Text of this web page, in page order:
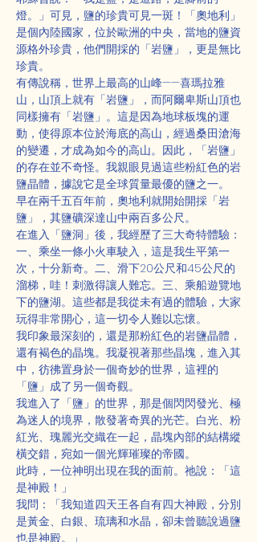
燈。」可見，鹽的珍貴可見一斑！「奧地利」
是個內陸國家，位於歐洲的中央，當地的鹽資
源格外珍貴，他們開採的「岩鹽」，更是無比
珍貴。
有傳說稱，世界上最高的山峰——喜瑪拉雅
山，山頂上就有「岩鹽」，而阿爾卑斯山頂也
同樣擁有「岩鹽」。這是因為地球板塊的運
動，使得原本位於海底的高山，經過桑田滄海
的變遷，才成為如今的高山。因此，「岩鹽」
的存在並不奇怪。我親眼見過這些粉紅色的岩
鹽晶體，據說它是全球質量最優的鹽之一。
早在兩千五百年前，奧地利就開始開採「岩
鹽」，其鹽礦深達山中兩百多公尺。
在進入「鹽洞」後，我經歷了三大奇特體驗：
一、乘坐一條小火車駛入，這是我生平第一
次，十分新奇。二、滑下20公尺和45公尺的
溜梯，哇！刺激得讓人難忘。三、乘船遊覽地
下的鹽湖。這些都是我從未有過的體驗，大家
玩得非常開心，這一切令人難以忘懷。
我印象最深刻的，還是那粉紅色的岩鹽晶體，
還有褐色的晶塊。我凝視著那些晶塊，進入其
中，彷彿置身於一個奇妙的世界，這裡的
「鹽」成了另一個奇觀。
我進入了「鹽」的世界，那是個閃閃發光、極
為迷人的境界，散發著奇異的光芒。白光、粉
紅光、瑰麗光交織在一起，晶塊內部的結構縱
橫交錯，宛如一個光輝璀璨的帝國。
此時，一位神明出現在我的面前。祂說：「這
是神殿！」
我問：「我知道四天王各自有四大神殿，分別
是黃金、白銀、琉璃和水晶，卻未曾聽說過鹽
也是神殿。」